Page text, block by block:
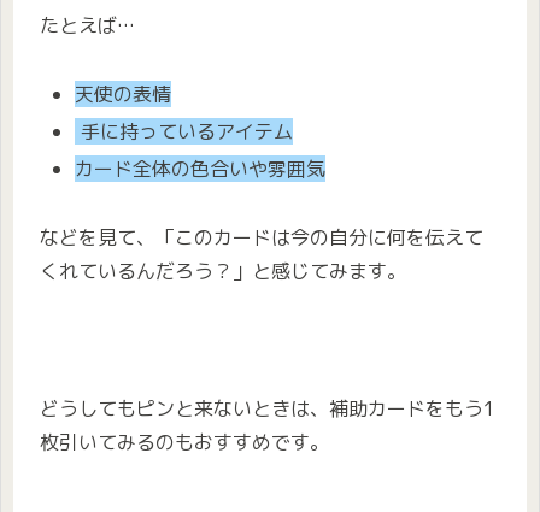
たとえば…
天使の表情
手に持っているアイテム
カード全体の色合いや雰囲気
などを見て、「このカードは今の自分に何を伝えて
くれているんだろう？」と感じてみます。
どうしてもピンと来ないときは、補助カードをもう1
枚引いてみるのもおすすめです。